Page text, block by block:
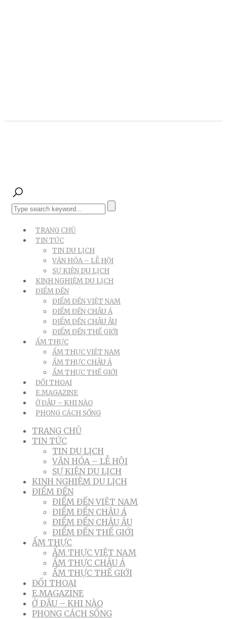
TRANG CHỦ
TIN TỨC
TIN DU LỊCH
VĂN HÓA – LỄ HỘI
SỰ KIỆN DU LỊCH
KINH NGHIỆM DU LỊCH
ĐIỂM ĐẾN
ĐIỂM ĐẾN VIỆT NAM
ĐIỂM ĐẾN CHÂU Á
ĐIỂM ĐẾN CHÂU ÂU
ĐIỂM ĐẾN THẾ GIỚI
ẨM THỰC
ẨM THỰC VIỆT NAM
ẨM THỰC CHÂU Á
ẨM THỰC THẾ GIỚI
ĐỐI THOẠI
E.MAGAZINE
Ở ĐÂU – KHI NÀO
PHONG CÁCH SỐNG
TRANG CHỦ
TIN TỨC
TIN DU LỊCH
VĂN HÓA – LỄ HỘI
SỰ KIỆN DU LỊCH
KINH NGHIỆM DU LỊCH
ĐIỂM ĐẾN
ĐIỂM ĐẾN VIỆT NAM
ĐIỂM ĐẾN CHÂU Á
ĐIỂM ĐẾN CHÂU ÂU
ĐIỂM ĐẾN THẾ GIỚI
ẨM THỰC
ẨM THỰC VIỆT NAM
ẨM THỰC CHÂU Á
ẨM THỰC THẾ GIỚI
ĐỐI THOẠI
E.MAGAZINE
Ở ĐÂU – KHI NÀO
PHONG CÁCH SỐNG